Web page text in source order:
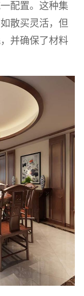
配置。这种集
散买灵活，但
并确保了材料